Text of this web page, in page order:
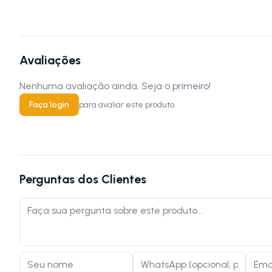
Avaliações
Nenhuma avaliação ainda. Seja o primeiro!
Faça login para avaliar este produto.
Perguntas dos Clientes